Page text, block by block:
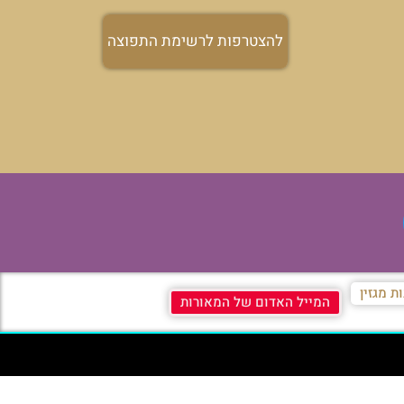
להצטרפות לרשימת התפוצה
מגזין המייל האדום של המאורות